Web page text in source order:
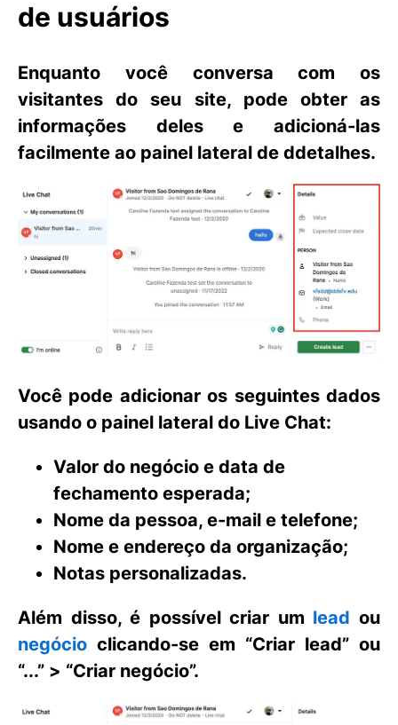
de usuários
Enquanto você conversa com os
visitantes do seu site, pode obter as
informações deles e adicioná-las
facilmente ao painel lateral de ddetalhes.
Você pode adicionar os seguintes dados
usando o painel lateral do Live Chat:
Valor do negócio e data de
fechamento esperada;
Nome da pessoa, e-mail e telefone;
Nome e endereço da organização;
Notas personalizadas.
Além disso, é possível criar um lead ou
negócio clicando-se em “Criar lead” ou
“...” > “Criar negócio”.